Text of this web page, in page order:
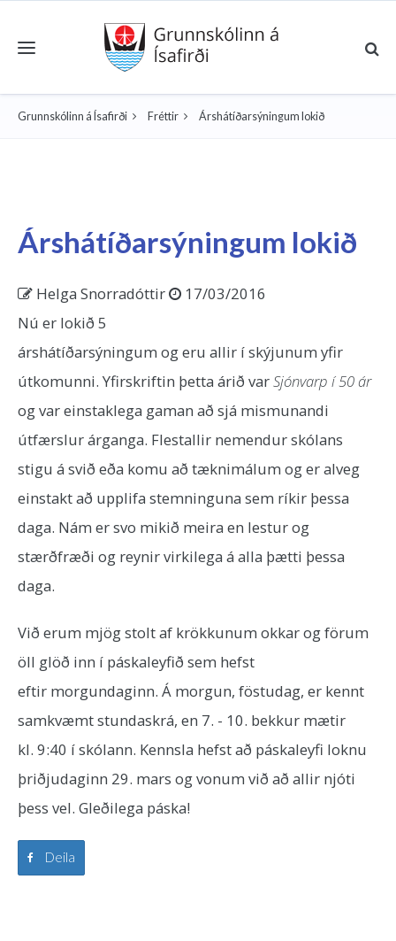
Toggle navigation
Grunnskólinn á Ísafirði Fréttir Árshátíðarsýningum lokið
Árshátíðarsýningum lokið
Helga Snorradóttir
17/03/2016
Nú er lokið 5
árshátíðarsýningum og eru allir í skýjunum yfir
útkomunni. Yfirskriftin þetta árið varSjónvarp í 50 ár
og var einstaklega gaman að sjá mismunandi
útfærslur árganga. Flestallir nemendur skólans
stigu á svið eða komu að tæknimálum og er alveg
einstakt að upplifa stemninguna sem ríkir þessa
daga. Nám er svo mikið meira en lestur og
stærðfræði og reynir virkilega á alla þætti þessa
daga.
Við erum mjög stolt af krökkunum okkar og förum
öll glöð inn í páskaleyfið sem hefst
eftir morgundaginn. Á morgun, föstudag, er kennt
samkvæmt stundaskrá, en 7. - 10. bekkur mætir
kl. 9:40 í skólann. Kennsla hefst að páskaleyfi loknu
þriðjudaginn 29. mars og vonum við að allir njóti
þess vel. Gleðilega páska!
Deila